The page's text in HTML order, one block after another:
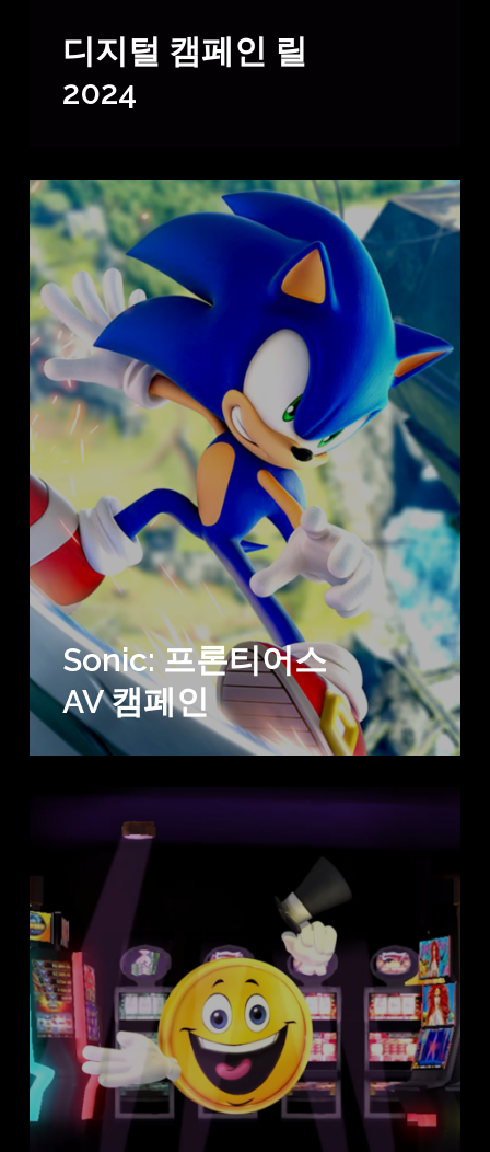
디지털 캠페인 릴
2024
Sonic: 프론티어스
AV 캠페인